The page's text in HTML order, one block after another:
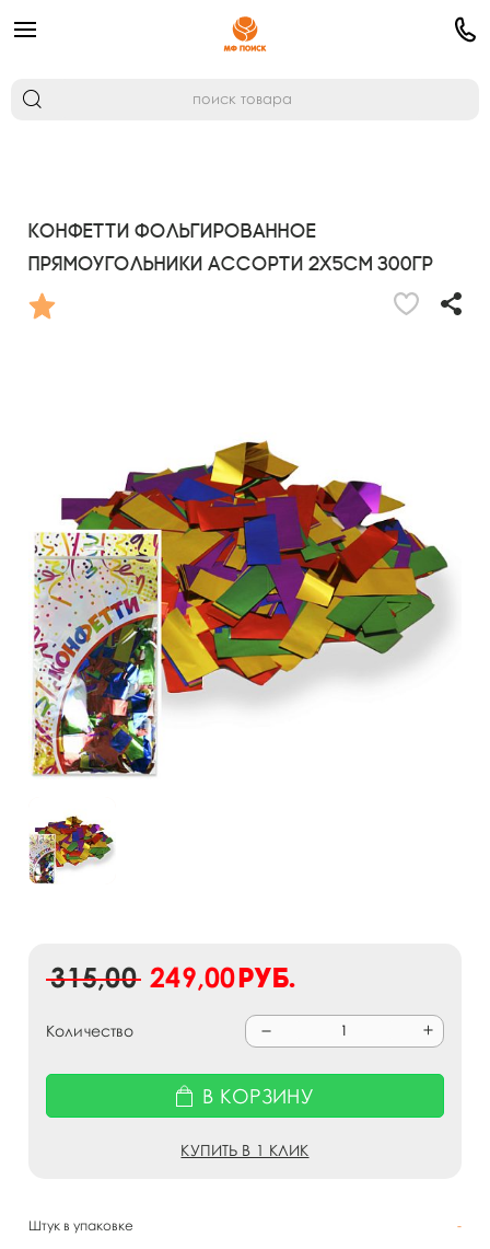
Конфетти фольгированное
Прямоугольники ассорти 2х5см 300гр
Штук в упаковке
-
315,00 249,00руб.
Количество
В КОРЗИНУ
КУПИТЬ В 1 КЛИК